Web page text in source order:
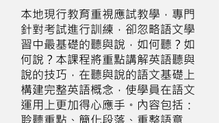
本地現行教育重視應試教學，專門
針對考試進行訓練，卻忽略語文學
習中最基礎的聽與說，如何聽？如
何說？本課程將重點講解英語聽與
說的技巧，在聽與說的語文基礎上
構建完整英語概念，使學員在語文
運用上更加得心應手。內容包括：
聆聽重點、簡化段落、重整語意